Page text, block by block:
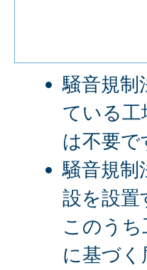
騒音規制
ている工
は不要で
騒音規制
設を設置
このう
に基づく